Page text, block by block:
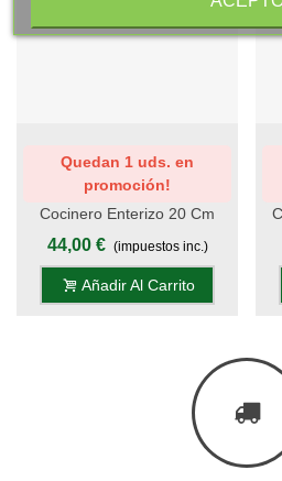
Quedan 1 uds. en
promoción!
Cocinero Enterizo 20 Cm
Titanio Oro - Mango Pom,
44,00 € (impuestos inc.)
Añadir Al Carrito